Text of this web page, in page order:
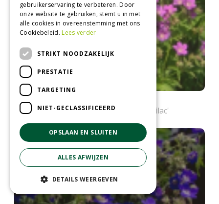
Geranium sylvaticum 'Birch Lilac'
gebruikerservaring te verbeteren. Door
onze website te gebruiken, stemt u in met
alle cookies in overeenstemming met ons
Cookiebeleid.Lees verder
STRIKT NOODZAKELIJK
PRESTATIE
TARGETING
NIET-GECLASSIFICEERD
OPSLAAN EN SLUITEN
ALLES AFWIJZEN
DETAILS WEERGEVEN